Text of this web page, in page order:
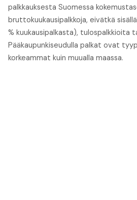
palkkauksesta Suomessa
bruttokuukausipalkkoja, eivätkä
% kuukausipalkasta), tulospalkkioita
Pääkaupunkiseudulla palkat ovat
korkeammat kuin muualla maassa.